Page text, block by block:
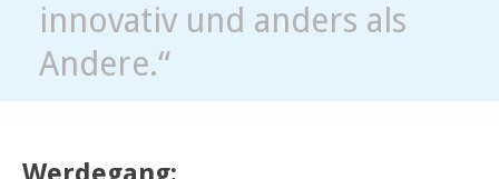
innovativ und anders als
Andere.“